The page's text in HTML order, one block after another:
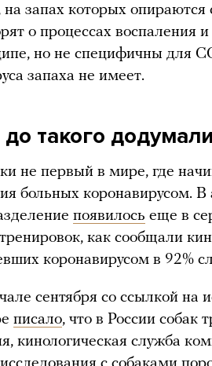
запах которых опираются
о процессах воспаления
но не специфичны для
запаха не имеет.
такого
не первый в мире, где
больных коронавирусом. В
появилось еще в
как сообщали
коронавирусом в 92%
сентября со ссылкой на
писало, что в России собак
кинологическая служба